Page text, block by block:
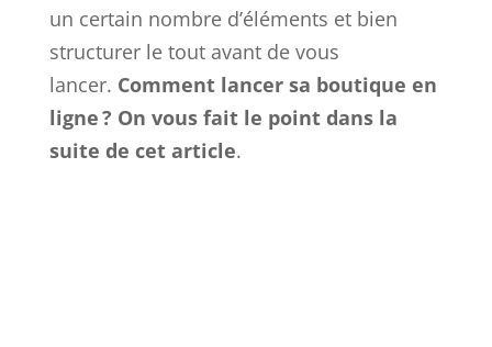
un certain nombre d’éléments et bien
structurer le tout avant de vous
lancer. Comment lancer sa boutique en
ligne ? On vous fait le point dans la
suite de cet article.